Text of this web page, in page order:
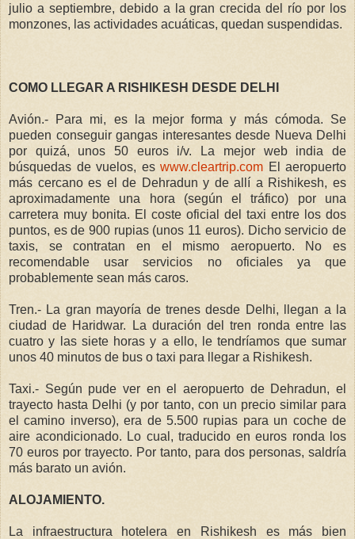
julio a septiembre, debido a la gran crecida del río por los
monzones, las actividades acuáticas, quedan suspendidas.
COMO LLEGAR A RISHIKESH DESDE DELHI
Avión.- Para mi, es la mejor forma y más cómoda. Se
pueden conseguir gangas interesantes desde Nueva Delhi
por quizá, unos 50 euros i/v. La mejor web india de
búsquedas de vuelos, es www.cleartrip.com El aeropuerto
más cercano es el de Dehradun y de allí a Rishikesh, es
aproximadamente una hora (según el tráfico) por una
carretera muy bonita. El coste oficial del taxi entre los dos
puntos, es de 900 rupias (unos 11 euros). Dicho servicio de
taxis, se contratan en el mismo aeropuerto. No es
recomendable usar servicios no oficiales ya que
probablemente sean más caros.
Tren.- La gran mayoría de trenes desde Delhi, llegan a la
ciudad de Haridwar. La duración del tren ronda entre las
cuatro y las siete horas y a ello, le tendríamos que sumar
unos 40 minutos de bus o taxi para llegar a Rishikesh.
Taxi.- Según pude ver en el aeropuerto de Dehradun, el
trayecto hasta Delhi (y por tanto, con un precio similar para
el camino inverso), era de 5.500 rupias para un coche de
aire acondicionado. Lo cual, traducido en euros ronda los
70 euros por trayecto. Por tanto, para dos personas, saldría
más barato un avión.
ALOJAMIENTO.
La infraestructura hotelera en Rishikesh es más bien